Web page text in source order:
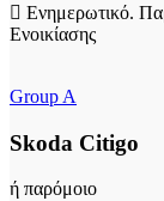
Ενημερωτικό.
Ενοικίασης
Group A
Skoda Citigo
ή παρόμοιο